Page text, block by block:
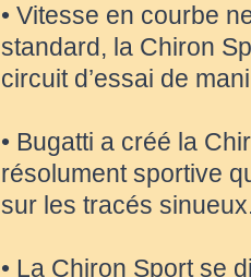
• Vitesse en courbe
standard, la Chiron
circuit d’essai de
• Bugatti a créé la
résolument sportive
sur les tracés
• La Chiron Sport se